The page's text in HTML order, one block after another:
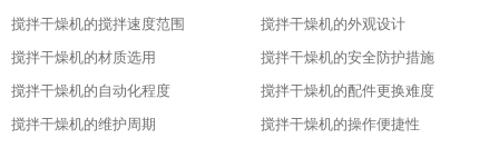
搅拌干燥机的搅拌速度范围
搅拌干燥机的外观设计
搅拌干燥机的材质选用
搅拌干燥机的安全防护措施
搅拌干燥机的自动化程度
搅拌干燥机的配件更换难度
搅拌干燥机的维护周期
搅拌干燥机的操作便捷性